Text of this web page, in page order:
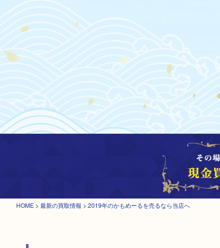
HOME > 最新の買取情報 > 2019年のかもめーるを売るなら当店へ